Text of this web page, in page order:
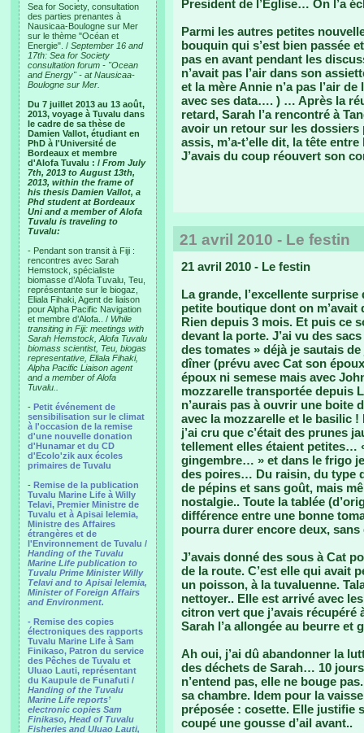
Sea for Society, consultation
des parties prenantes à
Nausicaa-Boulogne sur Mer
sur le thème "Océan et
Energie". / September 16 and
17th: Sea for Society
consultation forum - "Ocean
and Energy" - at Nausicaa-
Boulogne sur Mer.
Du 7 juillet 2013 au 13 août,
2013, voyage à Tuvalu dans
le cadre de sa thèse de
Damien Vallot, étudiant en
PhD à l'Université de
Bordeaux et membre
d'Alofa Tuvalu : / From July
7th, 2013 to August 13th,
2013, within the frame of
his thesis Damien Vallot, a
Phd student at Bordeaux
Uni and a member of Alofa
Tuvalu is traveling to
Tuvalu:
- Pendant son transit à Fiji :
rencontres avec Sarah
Hemstock, spécialiste
biomasse d’Alofa Tuvalu, Teu,
représentante sur le biogaz,
Eliala Fihaki, Agent de liaison
pour Alpha Pacific Navigation
et membre d’Alofa.. / While
transiting in Fiji: meetings with
Sarah Hemstock, Alofa Tuvalu
biomass scientist, Teu, biogas
representative, Eliala Fihaki,
Alpha Pacific Liaison agent
and a member of Alofa
Tuvalu..
- Petit événement de
sensibilisation sur le climat
à l'occasion de la remise
d'une nouvelle donation
d'Hunamar et du CD
d'Ecolo'zik aux écoles
primaires de Tuvalu
- Remise de la publication
Tuvalu Marine Life à Willy
Telavi, Premier Ministre de
Tuvalu et à Apisai Ielemia,
Ministre des Affaires
étrangères et de
l'Environnement de Tuvalu /
Handing of the Tuvalu
Marine Life publication to
Tuvalu Prime Minister Willy
Telavi and to Apisai Ielemia,
Minister of Foreign Affairs
and Environment.
- Remise des copies
électroniques des rapports
Tuvalu Marine Life à Sam
Finikaso, Patron du service
des Pêches de Tuvalu et
Uluao Lauti, représentant
du Kaupule de Funafuti /
Handing of the Tuvalu
Marine Life reports’
electronic copies Sam
Finikaso, Head of Tuvalu
Fisheries and Uluao Lauti,
President de l’Eglise… On l’a
Parmi les autres petites
bouquin qui s’est bien passée
pas en avant pendant les
n’avait pas l’air dans son
et la mère Annie n’a pas l’air
avec ses data…. ) … Après la
retard, Sarah l’a rencontré à
avoir un retour sur les dossiers
assis, m’a-t’elle dit, la tête
J’avais du coup réouvert son
21 avril 2010 - Le festin
21 avril 2010 - Le festin
La grande, l’excellente
petite boutique dont on m’avait
Rien depuis 3 mois. Et puis ce
devant la porte. J’ai vu des
des tomates » déjà je sautais
dîner (prévu avec Cat son
époux ni semese mais avec
mozzarelle transportée depuis
n’aurais pas à ouvrir une boite
avec la mozzarelle et le basilic
j’ai cru que c’était des prunes
tellement elles étaient petites…
gingembre… » et dans le frigo
des poires… Du raisin, du type
de pépins et sans goût, mais
nostalgie.. Toute la tablée
différence entre une bonne
pourra durer encore deux,
J’avais donné des sous à Cat
de la route. C’est elle qui avait
un poisson, à la tuvaluenne.
nettoyer.. Elle est arrivé avec
citron vert que j’avais récupéré
Sarah l’a allongée au beurre
Ah oui, j’ai dû abandonner la
des déchets de Sarah… 10
n’entend pas, elle ne bouge
sa chambre. Idem pour la
préposée : cosette. Elle justifie
coupé une gousse d’ail avant..